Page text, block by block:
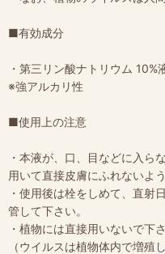
■有効成分
・第三リン酸ナトリウム 10%
※強アルカリ性
■使用上の注意
・本液が、口、目などに入ら
用いて直接皮膚にふれないよ
・使用後は栓をしめて、直射
管して下さい。
・植物には直接用いないで下さ
（ウイルスは植物体内で増殖